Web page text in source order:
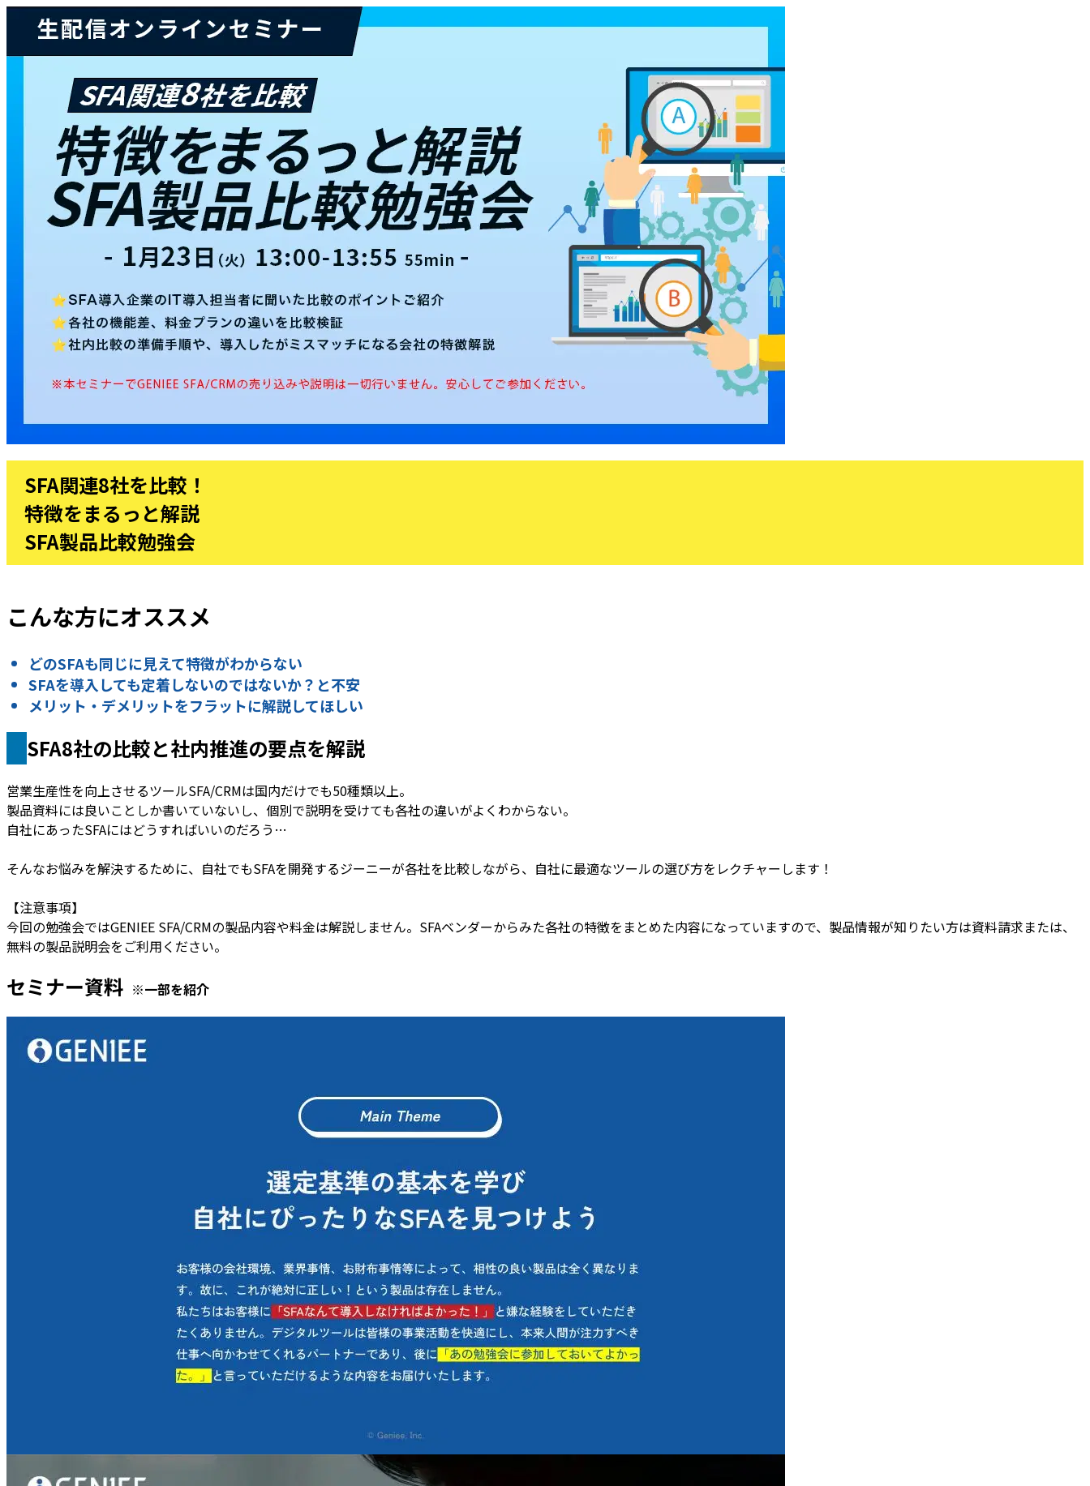
SFA関連8社を比較！
特徴をまるっと解説
SFA製品比較勉強会
こんな方にオススメ
どのSFAも同じに見えて特徴がわからない
SFAを導入しても定着しないのではないか？と不安
メリット・デメリットをフラットに解説してほしい
SFA8社の比較と社内推進の要点を解説
営業生産性を向上させるツールSFA/CRMは国内だけでも50種類以上。
製品資料には良いことしか書いていないし、個別で説明を受けても各社の違いがよくわからない。
自社にあったSFAにはどうすればいいのだろう…
そんなお悩みを解決するために、自社でもSFAを開発するジーニーが各社を比較しながら、自社に最適なツールの選び方をレクチャーします！
【注意事項】
今回の勉強会ではGENIEE SFA/CRMの製品内容や料金は解説しません。SFAベンダーからみた各社の特徴をまとめた内容になっていますので、製品情報が知りたい方は資料請求または、
無料の製品説明会をご利用ください。
セミナー資料 ※一部を紹介